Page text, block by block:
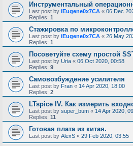
Инструментальный
Last post by iEugene0x7CA « 06 Dec
Replies: 1
Стажировка по
Last post by iEugene0x7CA « 26 May
Replies: 1
Посоветуйте схему простой
Last post by Uria « 06 Oct 2020, 00:58
Replies: 9
Самовозбуждение усилителя
Last post by Fran « 14 Apr 2020, 18:00
Replies: 2
LTspice IV. Как измерить
Last post by super_bum « 14 Apr 2020,
Replies: 11
Готовая плата из китая.
Last post by AlexS « 29 Feb 2020, 03:55